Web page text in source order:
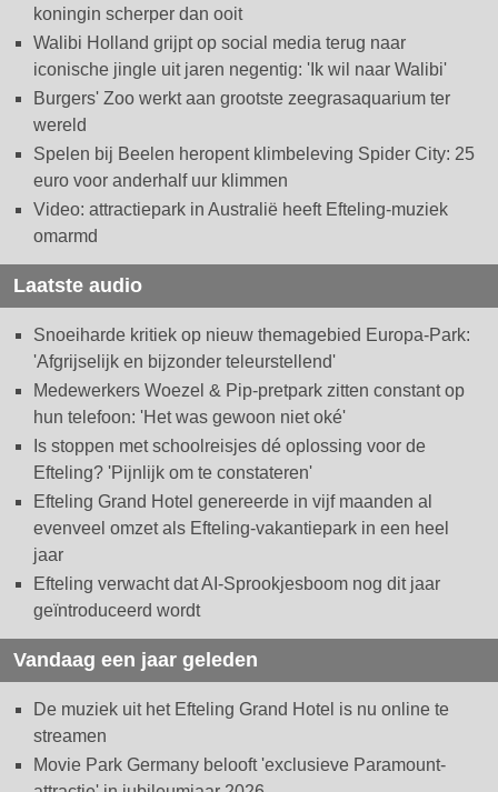
koningin scherper dan ooit
Walibi Holland grijpt op social media terug naar
iconische jingle uit jaren negentig: 'Ik wil naar Walibi'
Burgers' Zoo werkt aan grootste zeegrasaquarium ter
wereld
Spelen bij Beelen heropent klimbeleving Spider City: 25
euro voor anderhalf uur klimmen
Video: attractiepark in Australië heeft Efteling-muziek
omarmd
Laatste audio
Snoeiharde kritiek op nieuw themagebied Europa-Park:
'Afgrijselijk en bijzonder teleurstellend'
Medewerkers Woezel & Pip-pretpark zitten constant op
hun telefoon: 'Het was gewoon niet oké'
Is stoppen met schoolreisjes dé oplossing voor de
Efteling? 'Pijnlijk om te constateren'
Efteling Grand Hotel genereerde in vijf maanden al
evenveel omzet als Efteling-vakantiepark in een heel
jaar
Efteling verwacht dat AI-Sprookjesboom nog dit jaar
geïntroduceerd wordt
Vandaag een jaar geleden
De muziek uit het Efteling Grand Hotel is nu online te
streamen
Movie Park Germany belooft 'exclusieve Paramount-